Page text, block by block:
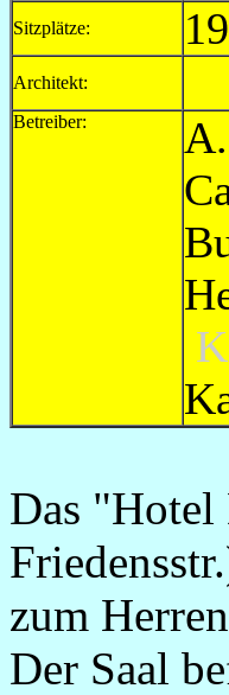
Sitzplätze:
Architekt:
Betreiber:
Das
zum
Der Saal